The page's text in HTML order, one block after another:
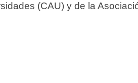
(CAU) y de la